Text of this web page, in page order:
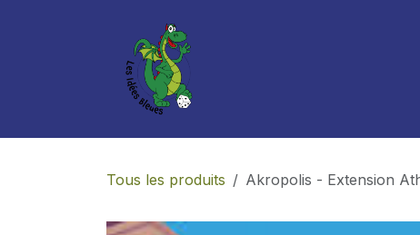
Tous les produits Akropolis - Extension